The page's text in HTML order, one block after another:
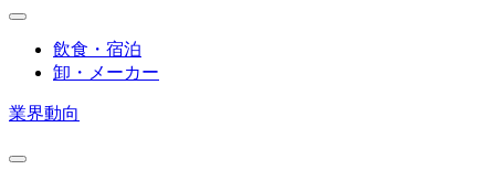
飲食・宿泊
卸・メーカー
業界動向